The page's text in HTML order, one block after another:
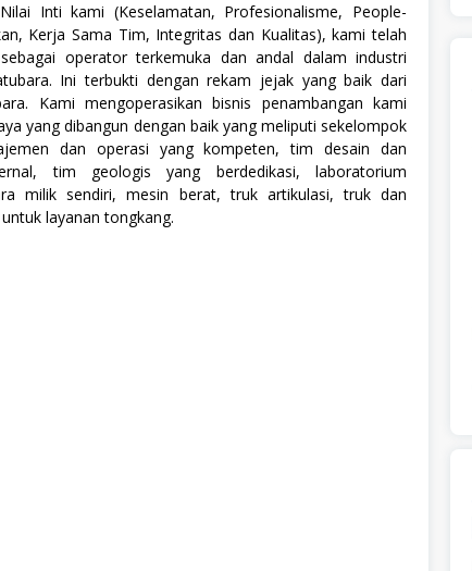
Inti kami (Keselamatan, Profesionalisme, People-
Kerja Sama Tim, Integritas dan Kualitas), kami telah
operator terkemuka dan andal dalam industri
Ini terbukti dengan rekam jejak yang baik dari
Kami mengoperasikan bisnis penambangan kami
yang dibangun dengan baik yang meliputi sekelompok
dan operasi yang kompeten, tim desain dan
tim geologis yang berdedikasi, laboratorium
milik sendiri, mesin berat, truk artikulasi, truk dan
layanan tongkang.